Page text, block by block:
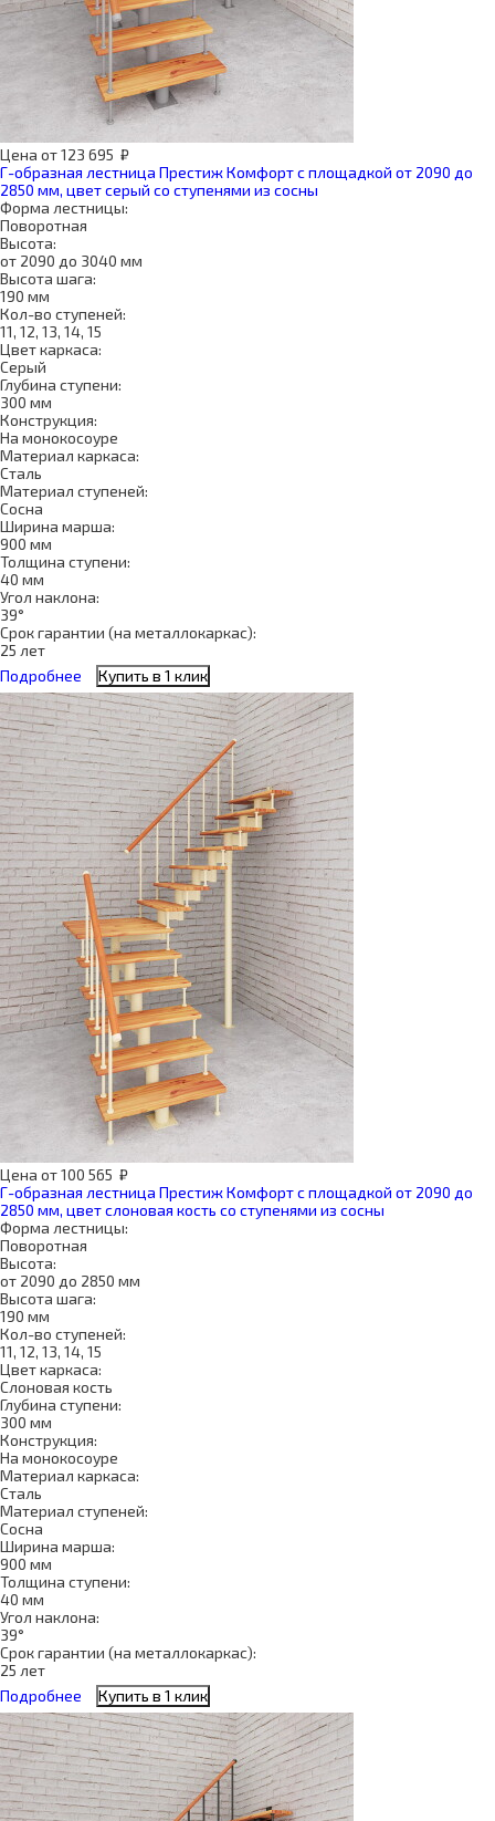
Цена от123 695 ₽
Г-образная лестница Престиж Комфорт с площадкой от 2090 до
2850 мм, цвет серый со ступенями из сосны
Форма лестницы:
Поворотная
Высота:
от 2090 до 3040 мм
Высота шага:
190 мм
Кол-во ступеней:
11, 12, 13, 14, 15
Цвет каркаса:
Серый
Глубина ступени:
300 мм
Конструкция:
На монокосоуре
Материал каркаса:
Сталь
Материал ступеней:
Сосна
Ширина марша:
900 мм
Толщина ступени:
40 мм
Угол наклона:
39°
Срок гарантии (на металлокаркас):
25 лет
Подробнее
Купить в 1 клик
Цена от100 565 ₽
Г-образная лестница Престиж Комфорт с площадкой от 2090 до
2850 мм, цвет слоновая кость со ступенями из сосны
Форма лестницы:
Поворотная
Высота:
от 2090 до 2850 мм
Высота шага:
190 мм
Кол-во ступеней:
11, 12, 13, 14, 15
Цвет каркаса:
Слоновая кость
Глубина ступени:
300 мм
Конструкция:
На монокосоуре
Материал каркаса:
Сталь
Материал ступеней:
Сосна
Ширина марша:
900 мм
Толщина ступени:
40 мм
Угол наклона:
39°
Срок гарантии (на металлокаркас):
25 лет
Подробнее
Купить в 1 клик